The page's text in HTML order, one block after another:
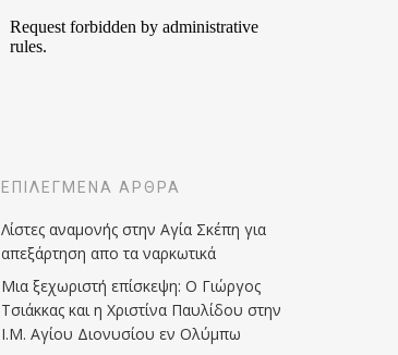
ΕΠΙΛΕΓΜΈΝΑ ΆΡΘΡΑ
Λίστες αναμονής στην Αγία Σκέπη για
απεξάρτηση απο τα ναρκωτικά
Μια ξεχωριστή επίσκεψη: Ο Γιώργος
Τσιάκκας και η Χριστίνα Παυλίδου στην
Ι.Μ. Αγίου Διονυσίου εν Ολύμπω